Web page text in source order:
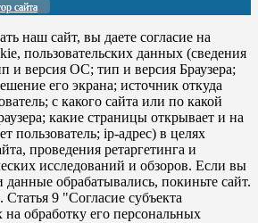
сайта
наш сайт, вы даете согласие на
пользовательских данных (сведения
и версия ОС; тип и версия Браузера;
его экрана; источник откуда
с какого сайта или по какой
какие страницы открывает и на
пользователь; ip-адрес) в целях
проведения ретаргетинга и
исследований и обзоров. Если вы
обрабатывались, покиньте сайт.
9 "Согласие субъекта
обработку его персональных